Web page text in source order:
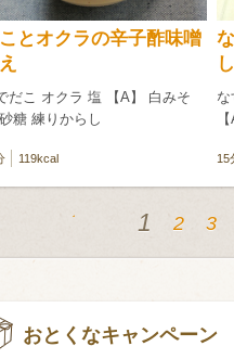
とオクラの辛子酢味噌
だこ オクラ 塩 【A】 白みそ
糖 練りからし
119kcal
し
15
1 2 3
おとくなキャンペーン